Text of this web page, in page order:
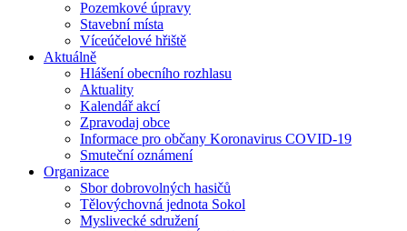
Pozemkové úpravy
Stavební místa
Víceúčelové hřiště
Aktuálně
Hlášení obecního rozhlasu
Aktuality
Kalendář akcí
Zpravodaj obce
Informace pro občany Koronavirus COVID-19
Smuteční oznámení
Organizace
Sbor dobrovolných hasičů
Tělovýchovná jednota Sokol
Myslivecké sdružení